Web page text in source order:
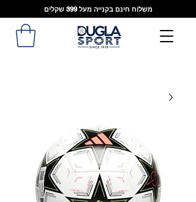
משלוח חינם בקנייה מעל 399 שקלים